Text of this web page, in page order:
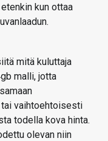
kun ottaa
mitä kuluttaja
malli, jotta
vaihtoehtoisesti
todella kova hinta.
olevan niin